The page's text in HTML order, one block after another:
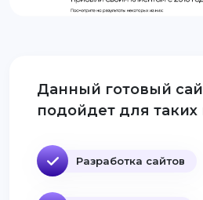
Данный готовый
подойдет для
Разработка сайтов